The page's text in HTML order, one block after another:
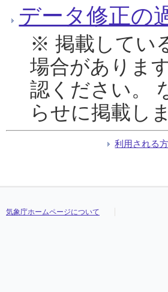
データ修正の
※ 掲載してい
場合がありま
認ください。
らせに掲載し
利用される
気象庁ホームページについて